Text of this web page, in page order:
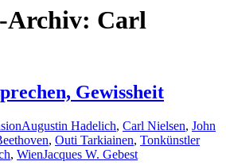
Archiv: Carl
Gewissheit
Augustin Hadelich, Carl Nielsen, John
, Outi Tarkiainen, Tonkünstler
, WienJacques W. Gebest